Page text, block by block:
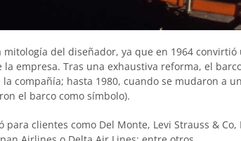
mitología del diseñador, ya que en 1964
empresa. Tras una exhaustiva reforma, el
compañía; hasta 1980, cuando se mudaron a
el barco como símbolo).
clientes como Del Monte, Levi Strauss & Co,